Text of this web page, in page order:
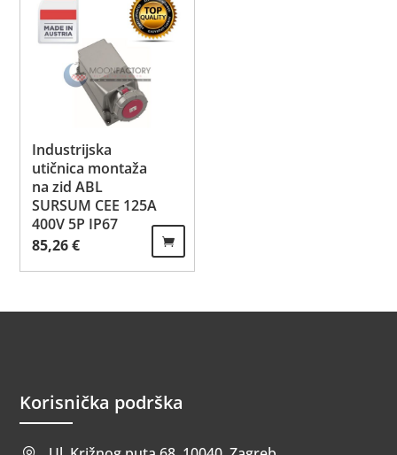
Industrijska
utičnica montaža
na zid ABL
SURSUM CEE 125A
400V 5P IP67
85,26€
Korisnička podrška